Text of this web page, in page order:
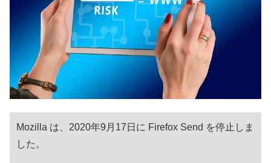
Mozilla は、2020年9月17日に Firefox Send を停止しま
した。